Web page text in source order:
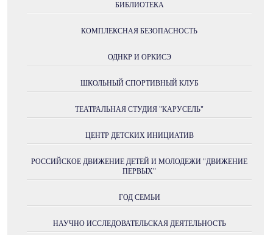
БИБЛИОТЕКА
КОМПЛЕКСНАЯ БЕЗОПАСНОСТЬ
ОДНКР И ОРКИСЭ
ШКОЛЬНЫЙ СПОРТИВНЫЙ КЛУБ
ТЕАТРАЛЬНАЯ СТУДИЯ "КАРУСЕЛЬ"
ЦЕНТР ДЕТСКИХ ИНИЦИАТИВ
РОССИЙСКОЕ ДВИЖЕНИЕ ДЕТЕЙ И МОЛОДЕЖИ "ДВИЖЕНИЕ
ПЕРВЫХ"
ГОД СЕМЬИ
НАУЧНО ИССЛЕДОВАТЕЛЬСКАЯ ДЕЯТЕЛЬНОСТЬ